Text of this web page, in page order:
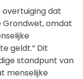
overtuiging dat
Grondwet, omdat
geldt.” Dit
standpunt van
menselijke